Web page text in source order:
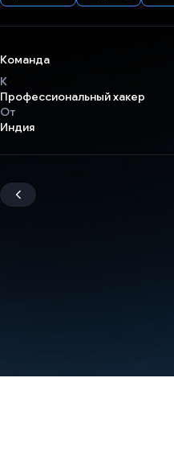
Команда
К
Профессиональный хакер
От
Индия